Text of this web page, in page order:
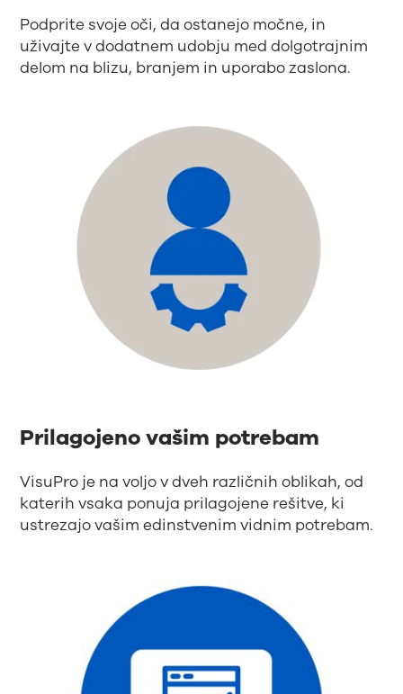
Podprite svoje oči, da ostanejo močne, in
uživajte v dodatnem udobju med dolgotrajnim
delom na blizu, branjem in uporabo zaslona.
Prilagojeno vašim potrebam
VisuPro je na voljo v dveh različnih oblikah, od
katerih vsaka ponuja prilagojene rešitve, ki
ustrezajo vašim edinstvenim vidnim potrebam.